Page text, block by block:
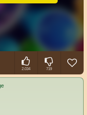
2.034 719